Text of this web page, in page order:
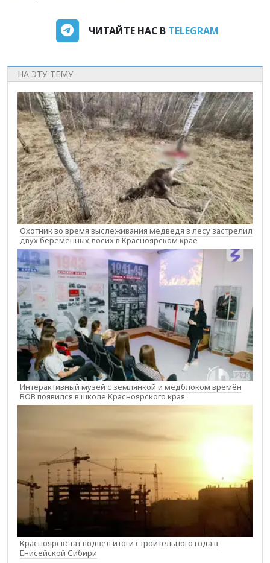
ЧИТАЙТЕ НАС В TELEGRAM
НА ЭТУ ТЕМУ
Охотник во время выслеживания медведя в лесу застрелил
двух беременных лосих в Красноярском крае
Интерактивный музей с землянкой и медблоком времён
ВОВ появился в школе Красноярского края
Красноярскстат подвёл итоги строительного года в
Енисейской Сибири